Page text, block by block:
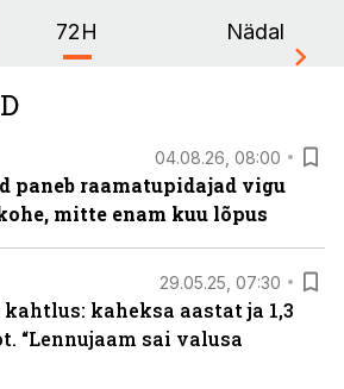
72H Nädal
04.08.26, 08:00
paneb raamatupidajad vigu
mitte enam kuu lõpus
29.05.25, 07:30
kaheksa aastat ja 1,3
“Lennujaam sai valusa